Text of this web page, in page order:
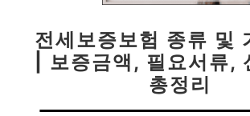
전세보증보험 종류 및
| 보증금액, 필요서류,
총정리